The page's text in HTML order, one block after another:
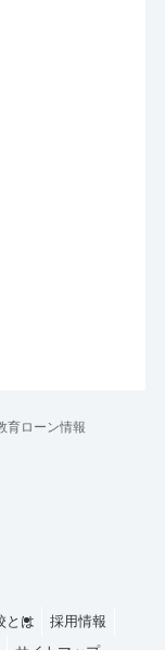
育ローン情報
とは
採用情報